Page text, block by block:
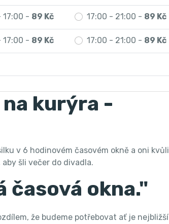
17:00 - 89 Kč 17:00 - 21:00 - 89 Kč
17:00 - 89 Kč 17:00 - 21:00 - 89 Kč
kurýra -
v 6 hodinovém časovém okně a oni kvůli
šli večer do divadla.
časová okna."
že budeme potřebovat ať je nejbližší